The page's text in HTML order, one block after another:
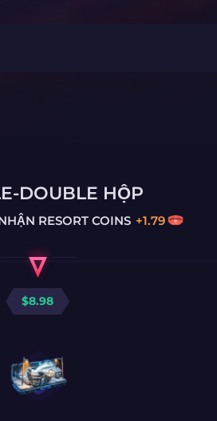
DOUBLE HỘP
RESORT COINS +1.79
$8.98